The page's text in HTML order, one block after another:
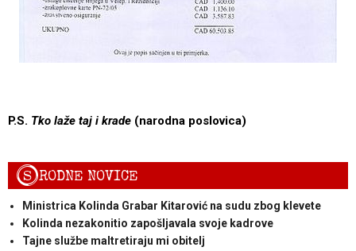
P.S. Tko laže taj i krade (narodna poslovica)
SRODNE NOVICE
Ministrica Kolinda Grabar Kitarović na sudu zbog klevete
Kolinda nezakonitio zapošljavala svoje kadrove
Tajne službe maltretiraju mi obitelj